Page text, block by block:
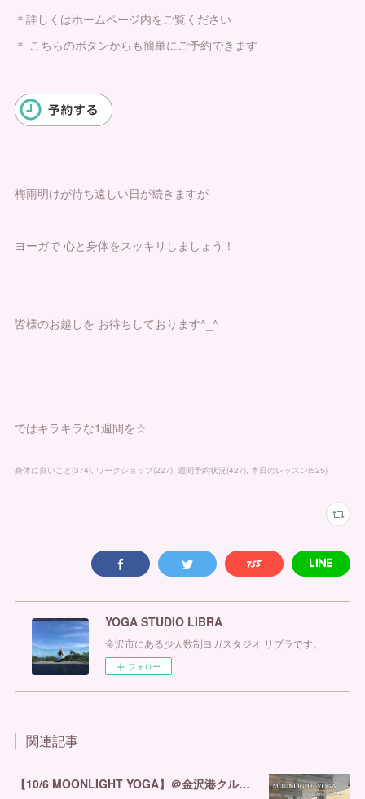
＊詳しくはホームページ内をご覧ください
＊ こちらのボタンからも簡単にご予約できます
梅雨明けが待ち遠しい日が続きますが
ヨーガで 心と身体をスッキリしましょう！
皆様のお越しを お待ちしております^_^
ではキラキラな1週間を☆
身体に良いこと (374) ワークショップ(227) 週間予約状況 (427) 本日のレッスン(525)
YOGA STUDIO LIBRA
金沢市にある少人数制ヨガスタジオ リブラです。
フォロー
関連記事
【10/6 MOONLIGHT YOGA】＠金沢港クルーズターミナル